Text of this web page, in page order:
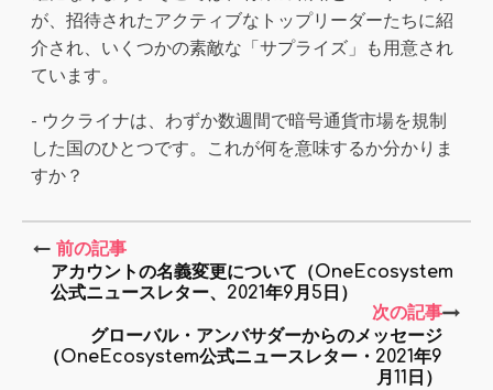
が、招待されたアクティブなトップリーダーたちに紹
介され、いくつかの素敵な「サプライズ」も用意され
ています。
- ウクライナは、わずか数週間で暗号通貨市場を規制
した国のひとつです。これが何を意味するか分かりま
すか？
前の記事
アカウントの名義変更について（OneEcosystem
公式ニュースレター、2021年9月5日）
次の記事
グローバル・アンバサダーからのメッセージ
（OneEcosystem公式ニュースレター・2021年9
月11日）